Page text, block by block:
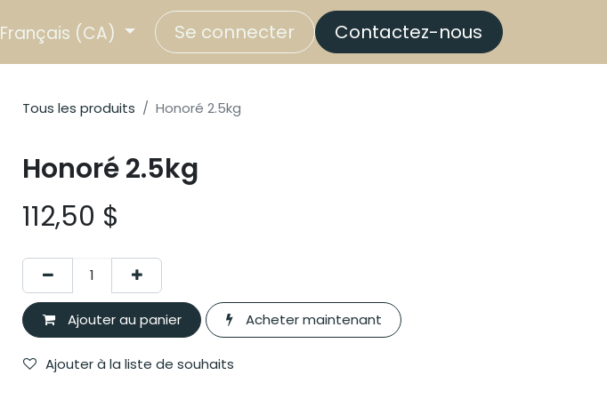
Français (CA) Se connecter Contactez-nous
Tous les produits Honoré 2.5kg
Honoré 2.5kg
112,50 $
Ajouter au panier Acheter maintenant
Ajouter à la liste de souhaits